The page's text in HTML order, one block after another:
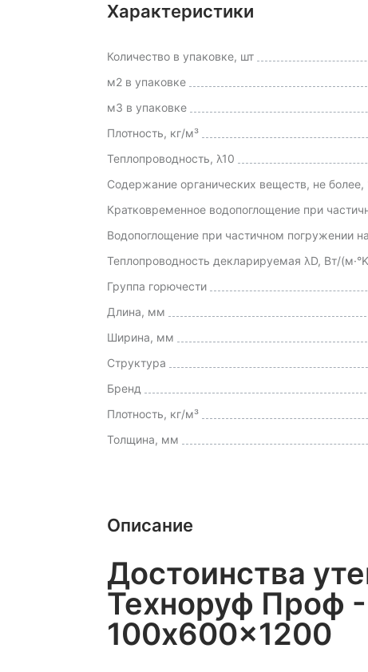
Характеристики
Количество в упаковке, шт
м2 в упаковке
м3 в упаковке
Плотность, кг/м³
Теплопроводность, λ10
Содержание органических веществ, не более,
Кратковременное водопоглощение при
Водопоглощение при частичном погружении
Теплопроводность декларируемая λD, Вт/
Группа горючести
Длина, мм
Ширина, мм
Структура
Бренд
Плотность, кг/м³
Толщина, мм
Описание
Достоинства
Техноруф Проф
100x600x1200